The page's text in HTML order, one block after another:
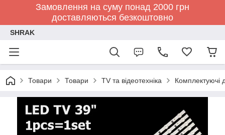
Замовлення на суму понад 2000 грн
доставляються безкоштовно
SHRAK
Товари Товари TV та відеотехніка Комплектуючі